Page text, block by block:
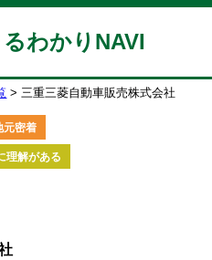
わかりNAVI
三重三菱自動車販売株式会社
元密着
理解がある